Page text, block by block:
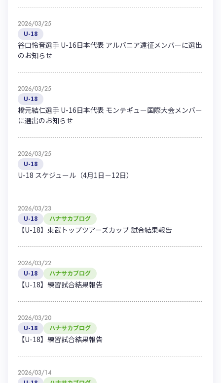
2026/03/25
U-18
谷口怜音選手 U-16日本代表 アルバニア遠征メンバーに選出
のお知らせ
2026/03/25
U-18
橋元結仁選手 U-16日本代表 モンテギュー国際大会メンバー
に選出のお知らせ
2026/03/25
U-18
U-18 スケジュール（4月1日－12日）
2026/03/23
U-18 ハナサカブログ
【U-18】東武トップツアーズカップ 試合結果報告
2026/03/22
U-18 ハナサカブログ
【U-18】練習試合結果報告
2026/03/20
U-18 ハナサカブログ
【U-18】練習試合結果報告
2026/03/14